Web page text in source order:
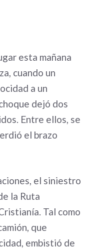
esta mañana
cuando un
a un
dejó dos
Entre ellos, se
el brazo
el siniestro
la Ruta
Tal como
que
embistió de